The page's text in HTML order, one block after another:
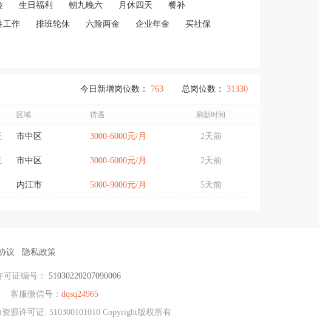
生日福利 朝九晚六 月休四天 餐补
工作 排班轮休 六险两金 企业年金 买社保
总岗位数： 31330
今日新增岗位数： 763
区域 待遇 刷新时间
市中区 3000-6000元/月 2天前
市中区 3000-6000元/月 2天前
内江市 5000-9000元/月 5天前
议 隐私政策
可证编号： 51030220207090006
客服微信号： dqsq24965
许可证: 510300101010 Copyright版权所有